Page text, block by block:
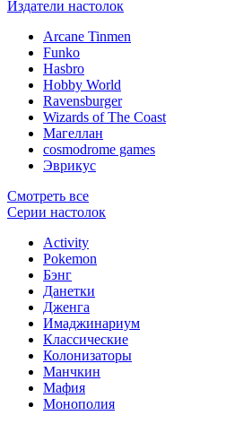
Издатели настолок
Arcane Tinmen
Funko
Hasbro
Hobby World
Ravensburger
Wizards of The Coast
Магеллан
сosmodrome games
Эврикус
Смотреть все
Серии настолок
Activity
Pokemon
Бэнг
Данетки
Дженга
Имаджинариум
Классические
Колонизаторы
Манчкин
Мафия
Монополия